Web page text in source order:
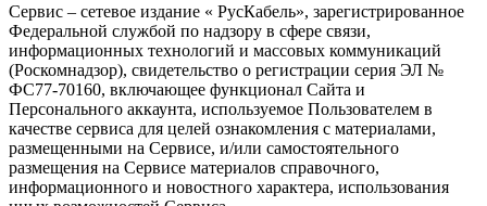
Сервис – сетевое издание « РусКабель», зарегистрированное
Федеральной службой по надзору в сфере связи,
информационных технологий и массовых коммуникаций
(Роскомнадзор), свидетельство о регистрации серия ЭЛ №
ФС77-70160, включающее функционал Сайта и
Персонального аккаунта, используемое Пользователем в
качестве сервиса для целей ознакомления с материалами,
размещенными на Сервисе, и/или самостоятельного
размещения на Сервисе материалов справочного,
информационного и новостного характера, использования